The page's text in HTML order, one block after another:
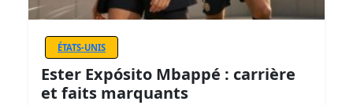
ÉTATS-UNIS
Ester Expósito Mbappé : carrière
et faits marquants